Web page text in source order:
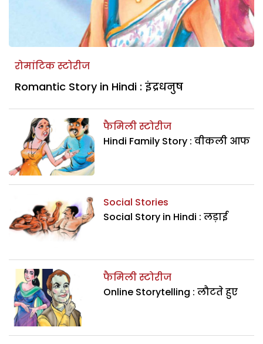
रोमांटिक स्टोरीज
Romantic Story in Hindi : इंद्रधनुष
फैमिली स्टोरीज
Hindi Family Story : वीकली आफ
Social Stories
Social Story in Hindi : लड़ाई
फैमिली स्टोरीज
Online Storytelling : लौटते हुए